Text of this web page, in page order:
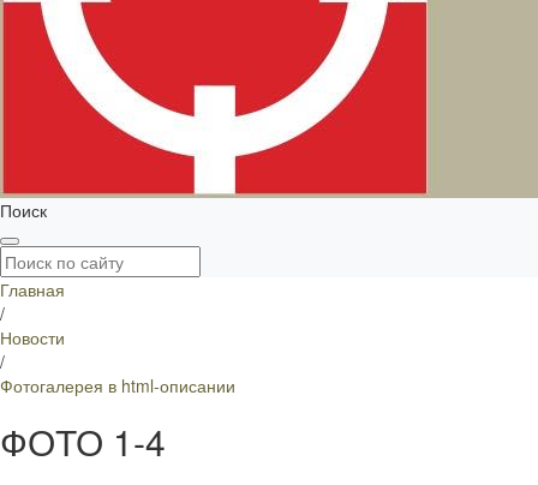
Поиск
Главная
/
Новости
/
Фотогалерея в html-описании
ФОТО 1-4